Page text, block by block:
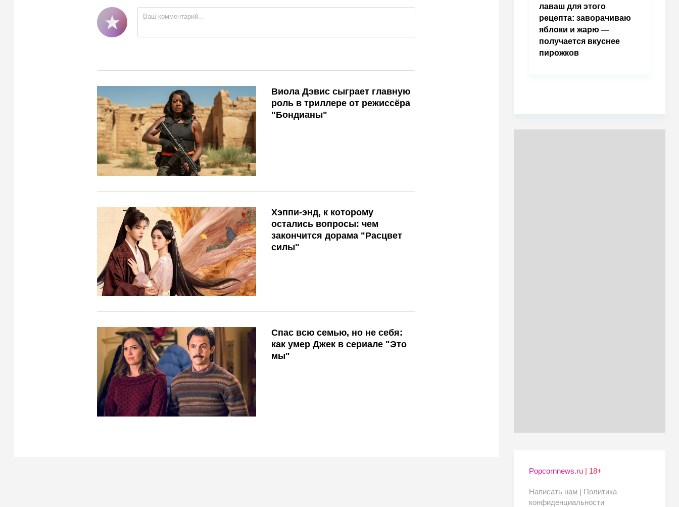
Виола Дэвис сыграет главную
роль в триллере от режиссёра
"Бондианы"
Хэппи-энд, к которому
остались вопросы: чем
закончится дорама "Расцвет
силы"
Спас всю семью, но не себя:
как умер Джек в сериале "Это
мы"
лаваш для этого
рецепта: заворачиваю
яблоки и жарю —
получается вкуснее
пирожков
Popcornnews.ru | 18+
Написать нам | Политика
конфиденциальности